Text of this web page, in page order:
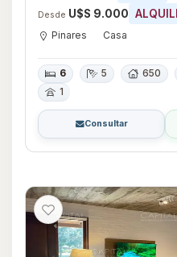
Desde U$S 9.000
Pinares Casa
6 5 650
1
Consultar